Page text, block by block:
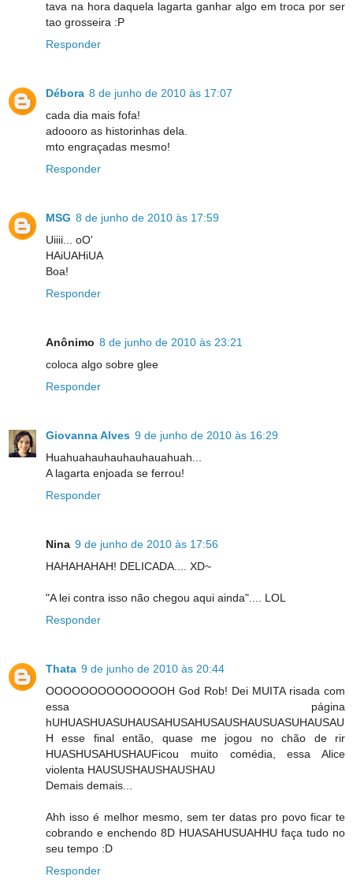
tava na hora daquela lagarta ganhar algo em troca por ser
tao grosseira :P
Responder
Débora 8 de junho de 2010 às 17:07
cada dia mais fofa!
adoooro as historinhas dela.
mto engraçadas mesmo!
Responder
MSG 8 de junho de 2010 às 17:59
Uiiii... oO'
HAiUAHiUA
Boa!
Responder
Anônimo 8 de junho de 2010 às 23:21
coloca algo sobre glee
Responder
Giovanna Alves 9 de junho de 2010 às 16:29
Huahuahauhauhauhauahuah...
A lagarta enjoada se ferrou!
Responder
Nina 9 de junho de 2010 às 17:56
HAHAHAHAH! DELICADA.... XD~
"A lei contra isso não chegou aqui ainda".... LOL
Responder
Thata 9 de junho de 2010 às 20:44
OOOOOOOOOOOOOOH God Rob! Dei MUITA risada com
essa página
hUHUASHUASUHAUSAHUSAHUSAUSHAUSUASUHAUSAU
H esse final então, quase me jogou no chão de rir
HUASHUSAHUSHAUFicou muito comédia, essa Alice
violenta HAUSUSHAUSHAUSHAU
Demais demais...
Ahh isso é melhor mesmo, sem ter datas pro povo ficar te
cobrando e enchendo 8D HUASAHUSUAHHU faça tudo no
seu tempo :D
Responder